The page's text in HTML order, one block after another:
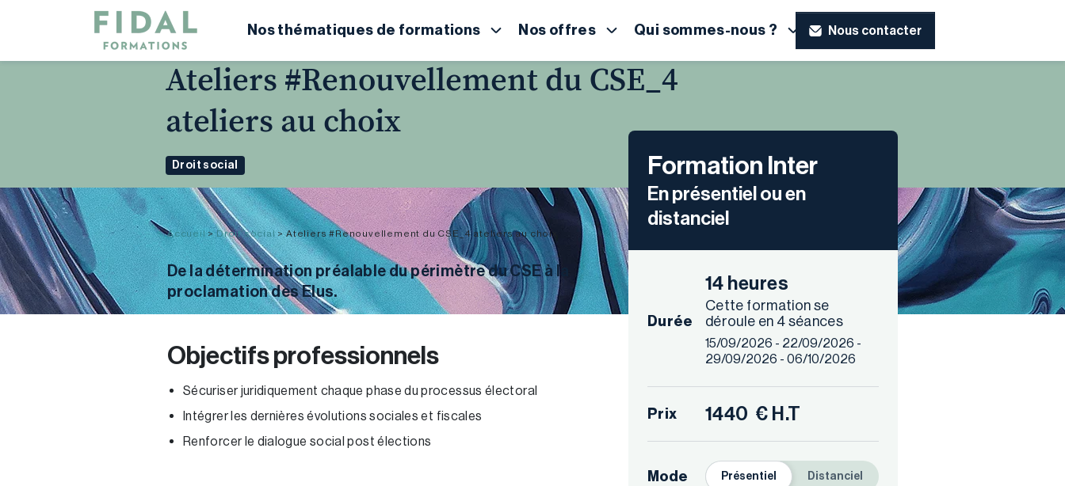
Nos thématiques de formations Nos offres Qui sommes-nous ? Nous contacter
Ateliers #Renouvellement du CSE_4
ateliers au choix
Droit social
Accueil>Droit social>Ateliers #Renouvellement du CSE_4 ateliers au choix
De la détermination préalable du périmètre du CSE à la
proclamation des Elus.
Objectifs professionnels
Sécuriser juridiquement chaque phase du processus électoral
Intégrer les dernières évolutions sociales et fiscales
Renforcer le dialogue social post élections
Formation Inter
En présentiel ou en
distanciel
Durée
14 heures
Cette formation se
déroule en 4 séances
15/09/2026 - 22/09/2026 -
29/09/2026 - 06/10/2026
Prix 1440 € H.T
Mode Présentiel Distanciel